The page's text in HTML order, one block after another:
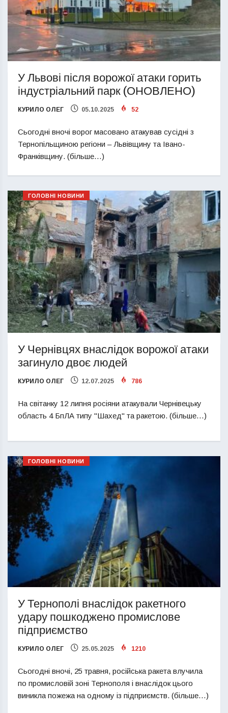
У Львові після ворожої атаки горить
індустріальний парк (ОНОВЛЕНО)
КУРИЛО ОЛЕГ 05.10.2025 52
Сьогодні вночі ворог масовано атакував сусідні з
Тернопільщиною регіони – Львівщину та Івано-
Франківщину. (більше…)
ГОЛОВНІ НОВИНИ
У Чернівцях внаслідок ворожої атаки
загинуло двоє людей
КУРИЛО ОЛЕГ 12.07.2025 786
На світанку 12 липня росіяни атакували Чернівецьку
область 4 БпЛА типу "Шахед" та ракетою. (більше…)
ГОЛОВНІ НОВИНИ
У Тернополі внаслідок ракетного
удару пошкоджено промислове
підприємство
КУРИЛО ОЛЕГ 25.05.2025 1210
Сьогодні вночі, 25 травня, російська ракета влучила
по промисловій зоні Тернополя і внаслідок цього
виникла пожежа на одному із підприємств. (більше…)